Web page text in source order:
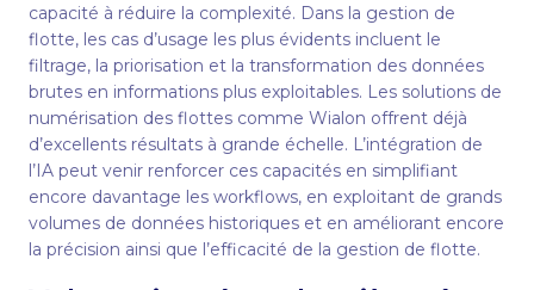
capacité à réduire la complexité. Dans la gestion de
flotte, les cas d’usage les plus évidents incluent le
filtrage, la priorisation et la transformation des données
brutes en informations plus exploitables. Les solutions de
numérisation des flottes comme Wialon offrent déjà
d’excellents résultats à grande échelle. L’intégration de
l’IA peut venir renforcer ces capacités en simplifiant
encore davantage les workflows, en exploitant de grands
volumes de données historiques et en améliorant encore
la précision ainsi que l’efficacité de la gestion de flotte.